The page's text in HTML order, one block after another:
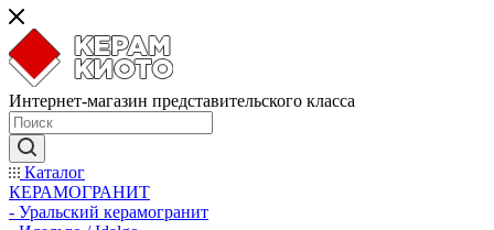
Интернет-магазин представительского класса
Каталог
КЕРАМОГРАНИТ
- Уральский керамогранит